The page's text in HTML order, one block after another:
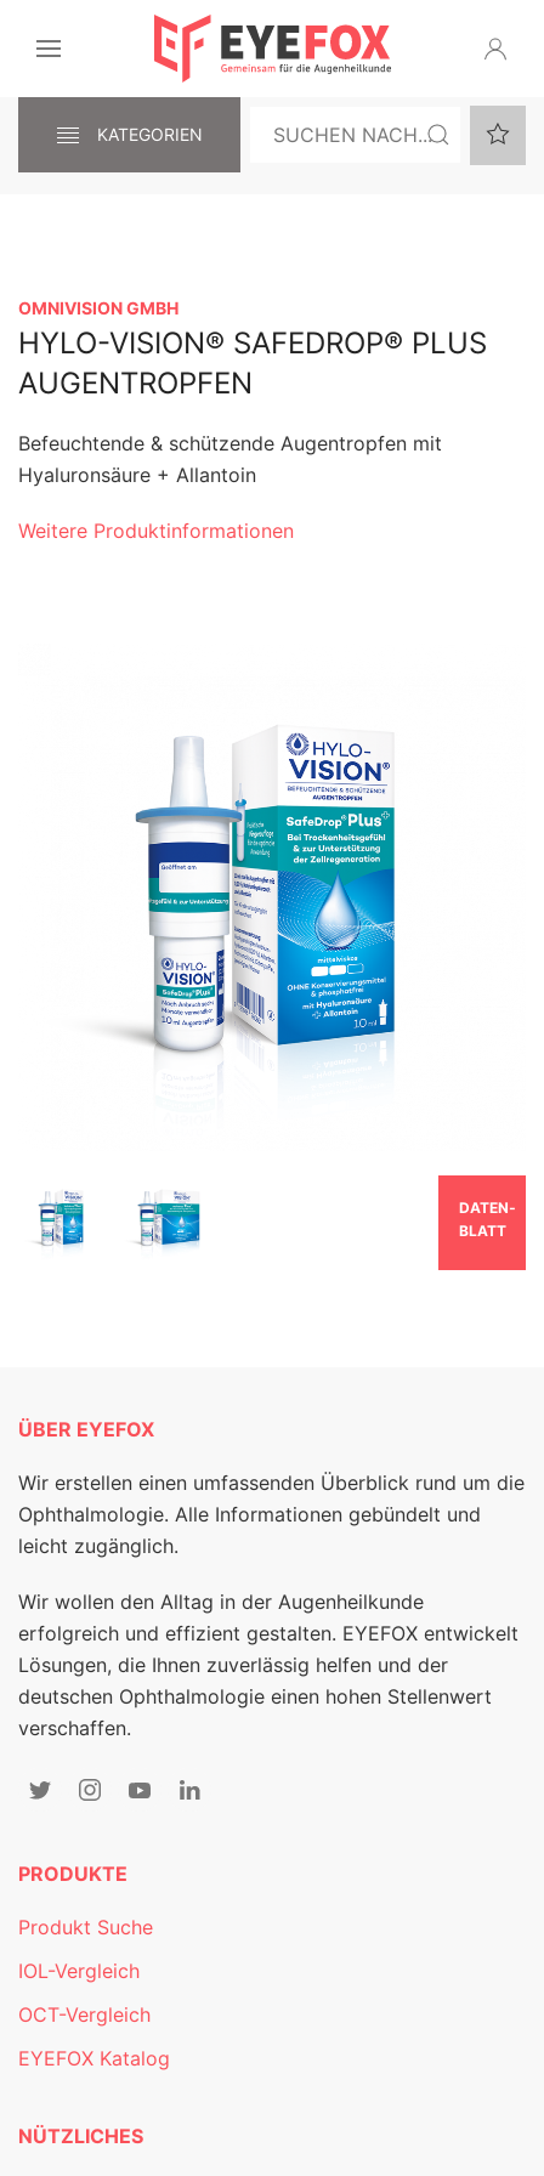
KATEGORIEN
DATEN­
BLATT
OMNIVISION GMBH
HYLO-VISION® SAFEDROP® PLUS
AUGENTROPFEN
Befeuchtende & schützende Augentropfen mit
Hyaluronsäure + Allantoin
Weitere Produktinformationen
ÜBER EYEFOX
Wir erstellen einen umfassenden Überblick rund um die
Ophthalmologie. Alle Informationen gebündelt und
leicht zugänglich.
Wir wollen den Alltag in der Augenheilkunde
erfolgreich und effizient gestalten. EYEFOX entwickelt
Lösungen, die Ihnen zuverlässig helfen und der
deutschen Ophthalmologie einen hohen Stellenwert
verschaffen.
PRODUKTE
Produkt Suche
IOL-Vergleich
OCT-Vergleich
EYEFOX Katalog
NÜTZLICHES